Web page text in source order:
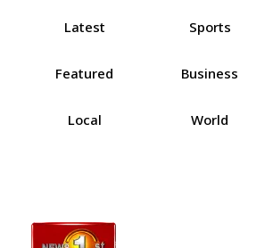
Latest Sports
Featured Business
Local World